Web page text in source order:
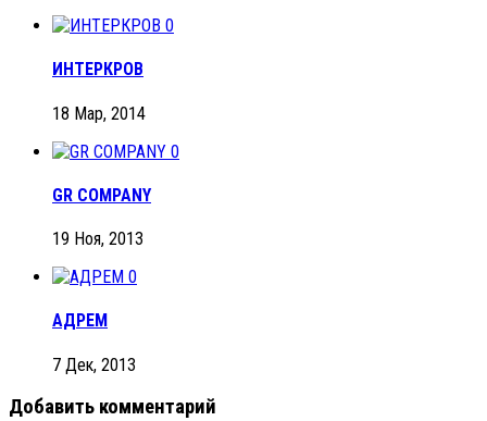
0
ИНТЕРКРОВ
18 Мар, 2014
0
GR COMPANY
19 Ноя, 2013
0
АДРЕМ
7 Дек, 2013
Добавить комментарий